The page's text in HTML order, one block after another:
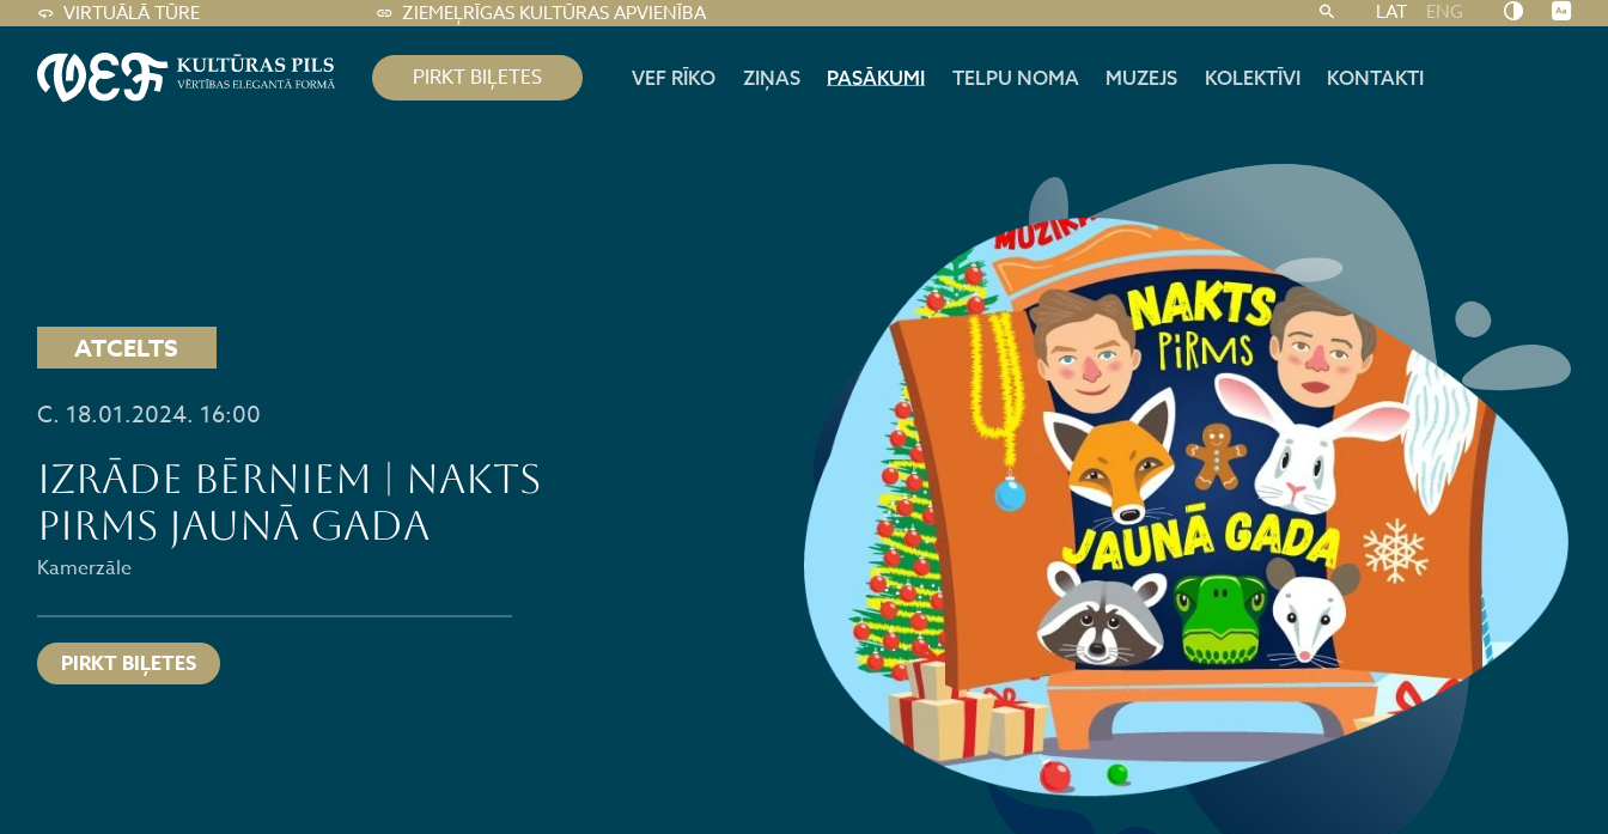
VIRTUĀLĀ TŪRE ZIEMEĻRĪGAS KULTŪRAS APVIENĪBA LAT ENG
PIRKT BIĻETES VEF RĪKO ZIŅAS PASĀKUMI TELPU NOMA MUZEJS KOLEKTĪVI KONTAKTI
ATCELTS
C. 18.01.2024. 16:00
Izrāde bērniem | Nakts
pirms Jaunā gada
Kamerzāle
PIRKT BIĻETES